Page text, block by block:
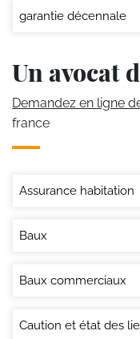
garantie décennale
Un avocat
Demandez en ligne
france
Assurance habitation
Baux
Baux commerciaux
Caution et état des